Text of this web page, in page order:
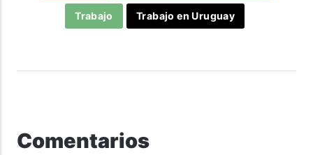
Trabajo Trabajo en Uruguay
Comentarios